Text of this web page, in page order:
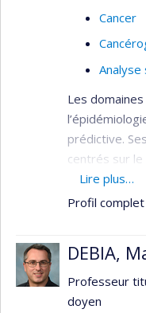
Cancer
Les
prédictive.
centrés sur
stratégies
génomique
clinique. Il
Paris-Sud/
Lire plus…
Profil complet
DEBIA,
Professeur
doyen